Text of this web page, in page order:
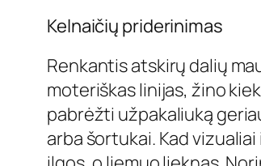
Kelnaičių priderinimas
Renkantis atskirų dalių
moteriškas linijas, žino
pabrėžti užpakaliuką
arba šortukai. Kad